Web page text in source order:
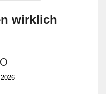
wirklich